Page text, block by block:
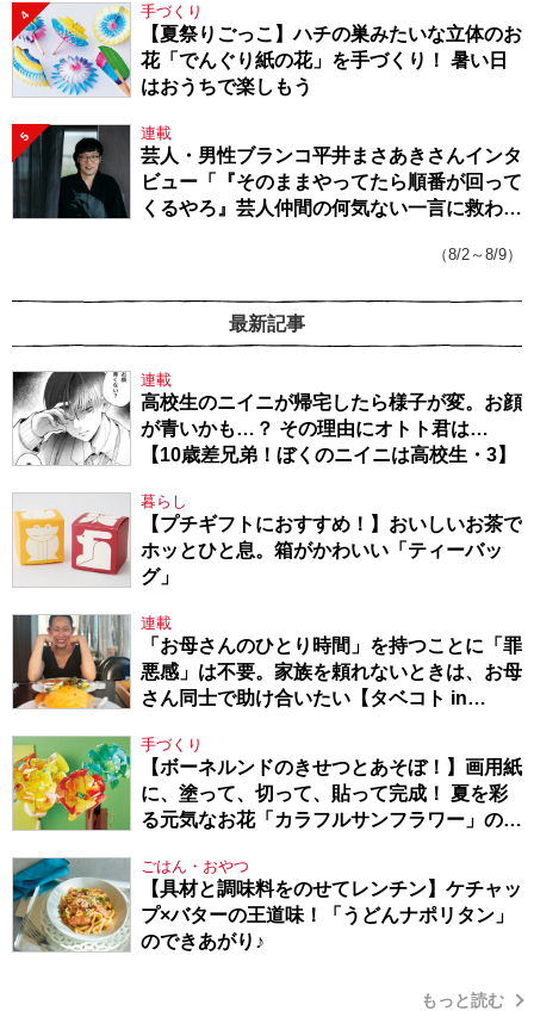
4 手づくり
【夏祭りごっこ】ハチの巣みたいな立体のお
花「でんぐり紙の花」を手づくり！ 暑い日
はおうちで楽しもう
5 連載
芸人・男性ブランコ平井まさあきさんインタ
ビュー「『そのままやってたら順番が回って
くるやろ』芸人仲間の何気ない一言に救われ
（8/2～8/9）
最新記事
連載
高校生のニイニが帰宅したら様子が変。お顔
が青いかも…？ その理由にオトト君は…
【10歳差兄弟！ぼくのニイニは高校生・3】
暮らし
【プチギフトにおすすめ！】おいしいお茶で
ホッとひと息。箱がかわいい「ティーバッ
グ」
連載
「お母さんのひとり時間」を持つことに「罪
悪感」は不要。家族を頼れないときは、お母
さん同士で助け合いたい【タベコト in
手づくり
【ボーネルンドのきせつとあそぼ！】画用紙
に、塗って、切って、貼って完成！ 夏を彩
る元気なお花「カラフルサンフラワー」の作
ごはん・おやつ
【具材と調味料をのせてレンチン】ケチャッ
プ×バターの王道味！「うどんナポリタン」
のできあがり♪
もっと読む